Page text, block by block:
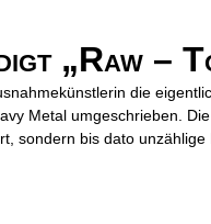
„Raw –
die
Metal umgeschrieben.
sondern bis dato